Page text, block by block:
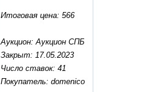
Итоговая цена: 566
Аукцион: Аукцион СПБ
Закрыт: 17.05.2023
Число ставок: 41
Покупатель: domenico